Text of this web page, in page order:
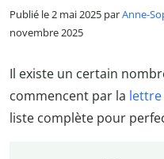
Publié le 2 mai 2025 parAnne-
novembre 2025
Il existe un certain
commencent par la lettre
liste complète pour